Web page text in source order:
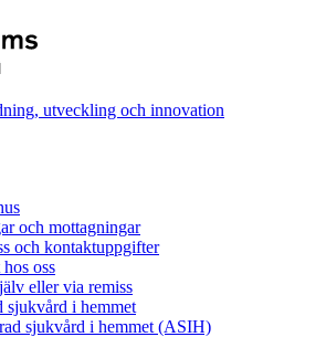
utveckling och innovation
och mottagningar
och kontaktuppgifter
oss
eller via remiss
sjukvård i hemmet
sjukvård i hemmet (ASIH)